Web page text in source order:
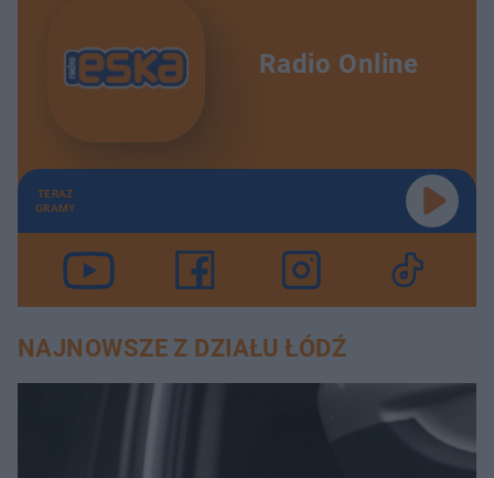
Radio Online
TERAZ
GRAMY
NAJNOWSZE Z DZIAŁU ŁÓDŹ